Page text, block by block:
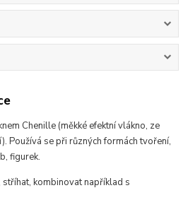
Chenille (měkké efektní vlákno, ze
Používá se při různých formách tvoření,
figurek.
kombinovat například s